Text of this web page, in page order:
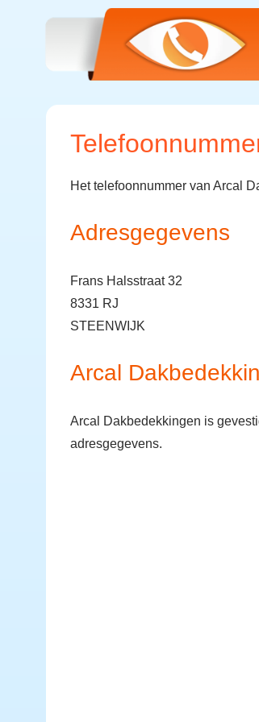
Het telefoonnummer van Arcal
Adresgegevens
Frans Halsstraat 32
8331 RJ
STEENWIJK
Arcal
Arcal Dakbedekkingen is
adresgegevens.